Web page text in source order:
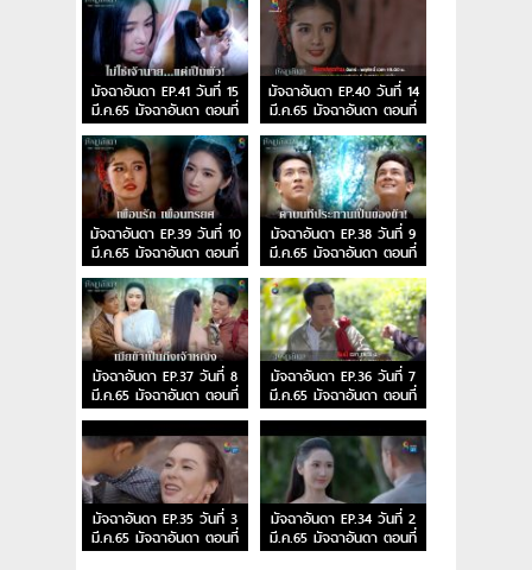
มัจฉาอันดา EP.41 วันที่ 15
มี.ค.65 มัจฉาอันดา ตอนที่
41
มัจฉาอันดา EP.40 วันที่ 14
มี.ค.65 มัจฉาอันดา ตอนที่
40
มัจฉาอันดา EP.39 วันที่ 10
มี.ค.65 มัจฉาอันดา ตอนที่
39
มัจฉาอันดา EP.38 วันที่ 9
มี.ค.65 มัจฉาอันดา ตอนที่
38
มัจฉาอันดา EP.37 วันที่ 8
มี.ค.65 มัจฉาอันดา ตอนที่
37
มัจฉาอันดา EP.36 วันที่ 7
มี.ค.65 มัจฉาอันดา ตอนที่
36
มัจฉาอันดา EP.35 วันที่ 3
มี.ค.65 มัจฉาอันดา ตอนที่
35
มัจฉาอันดา EP.34 วันที่ 2
มี.ค.65 มัจฉาอันดา ตอนที่
34